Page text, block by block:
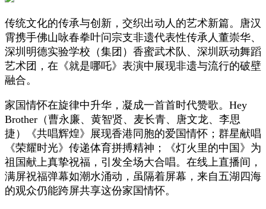
传统文化的传承与创新，交织出动人的艺术新篇。唐汉
霄携手佛山咏春拳叶问宗支非遗代表性传承人董崇华、
深圳明德实验学校（集团）香蜜武术队、深圳跃动舞蹈
艺术团，在《就是哪吒》表演中展现非遗与流行的破壁
融合。
家国情怀在旋律中升华，凝成一首首时代赞歌。Hey
Brother（曹永廉、黄智贤、麦长青、唐文龙、李思
捷）《共唱辉煌》展现香港同胞的爱国情怀；群星献唱
《荣耀时光》传递体育拼搏精神；《灯火里的中国》为
祖国献上真挚祝福，引发全场大合唱。在线上直播间，
满屏祝福弹幕如潮水涌动，虽隔着屏幕，来自五湖四海
的观众仍能跨屏共享这份家国情怀。